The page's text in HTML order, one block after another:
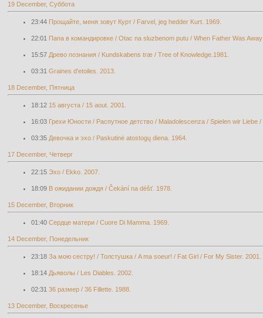
19 December, Суббота
23:44 Прощайте, меня зовут Курт / Farvel, jeg hedder Kurt. 1969.
22:01 Папа в командировке / Otac na sluzbenom putu / When Father Was
15:57 Древо познания / Kundskabens træ / Tree of Knowledge.1981.
03:31 Graines d'etoiles. 2013.
18 December, Пятница
18:12 15 августа / 15 aout. 2001.
16:03 Грехи Юности / Распутное детство / Maladolescenza / Spielen wir Liebe
03:35 Девочка и эхо / Paskutinė atostogų diena. 1964.
17 December, Четверг
22:15 Эхо / Ekko. 2007.
18:09 В ожидании дождя / Čekání na déšť. 1978.
15 December, Вторник
01:40 Сердце матери / Cuore Di Mamma. 1969.
14 December, Понедельник
23:18 За мою сестру! / Толстушка / A ma soeur! / Fat Girl / For My Sister. 2001.
18:14 Дьяволы / Les Diables. 2002.
02:31 36 размер / 36 Fillette. 1988.
13 December, Воскресенье